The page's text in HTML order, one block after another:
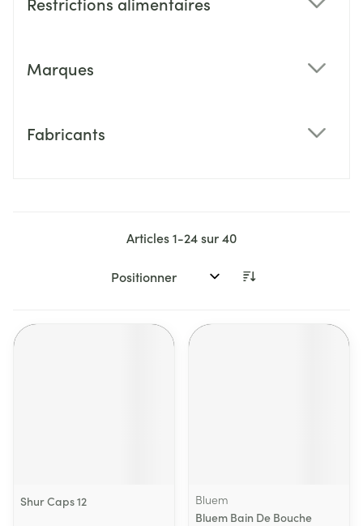
Marques
Fabricants
Articles1-24sur40
Trier par:
Shur Caps 12
Bluem
Bluem Bain De Bouche